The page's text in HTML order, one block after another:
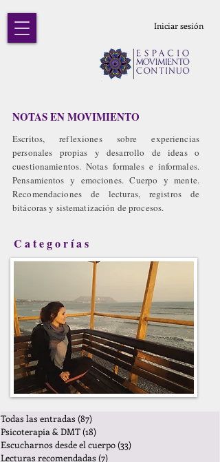
Iniciar sesión
NOTAS EN MOVIMIENTO
Escritos, reflexiones sobre experiencias
personales propias y desarrollo de ideas o
cuestionamientos. Notas formales e informales.
Pensamientos y emociones. Cuerpo y mente.
Recomendaciones de lecturas, registros de
bitácoras y sistematización de procesos.
Categorías
Todas las entradas (87)
Psicoterapia & DMT(18)
Escucharnos desde el cuerpo(33)
Lecturas recomendadas (7)